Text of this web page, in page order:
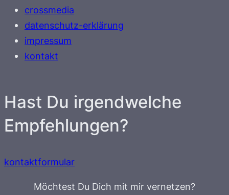
crossmedia
datenschutz-erklärung
impressum
kontakt
Hast Du irgendwelche
Empfehlungen?
kontaktformular
Möchtest Du Dich mit mir vernetzen?